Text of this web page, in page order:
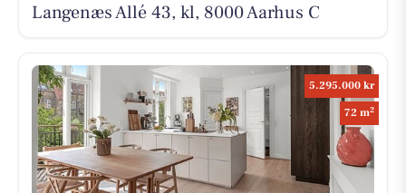
Langenæs Allé 43, kl, 8000 Aarhus C
5.295.000 kr
72 m2